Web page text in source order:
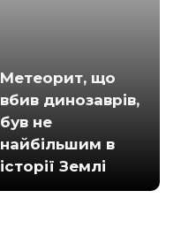
Метеорит, що
вбив динозаврів,
був не
найбільшим в
історії Землі